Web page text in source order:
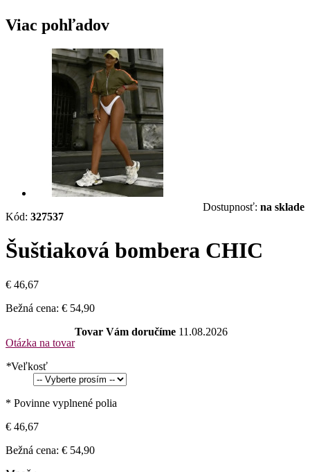
Viac pohľadov
Kód: 327537
Dostupnosť: na sklade
Šuštiaková bombera CHIC
€ 46,67
Bežná cena: € 54,90
Otázka na tovar
Tovar Vám doručíme 11.08.2026
*Veľkosť
* Povinne vyplnené polia
€ 46,67
Bežná cena: € 54,90